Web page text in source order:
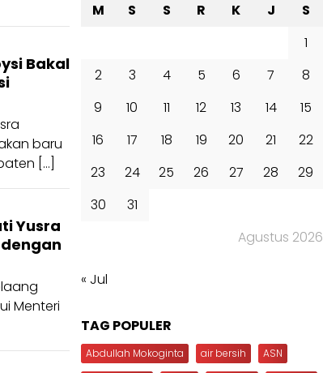
Bakal
baru
[…]
Yusra
Menteri
Agustus 2026
M S S R K J
S
1
2
3 4 5 6 7
8
9
10 11 12 13 14
15
16
17 18 19 20 21
22
23
24 25 26 27 28
29
30
31
« Jul
TAG POPULER
Abdullah Mokoginta air bersih
ASN